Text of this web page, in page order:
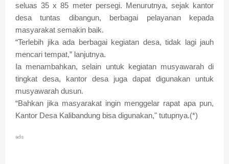
seluas 35 x 85 meter persegi. Menurutnya, sejak kantor
desa tuntas dibangun, berbagai pelayanan kepada
masyarakat semakin baik.
“Terlebih jika ada berbagai kegiatan desa, tidak lagi jauh
mencari tempat,” lanjutnya.
Ia menambahkan, selain untuk kegiatan musyawarah di
tingkat desa, kantor desa juga dapat digunakan untuk
musyawarah dusun.
“Bahkan jika masyarakat ingin menggelar rapat apa pun,
Kantor Desa Kalibandung bisa digunakan," tutupnya.(*)
ads